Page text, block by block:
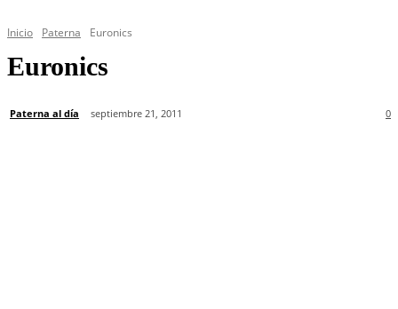
Inicio Paterna Euronics
Euronics
Paterna al día septiembre 21, 2011 0